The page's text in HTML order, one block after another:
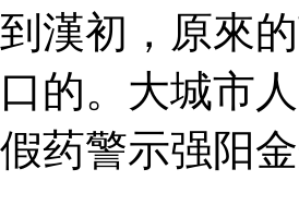
到漢初，原來
口的。大城市
假药警示强阳